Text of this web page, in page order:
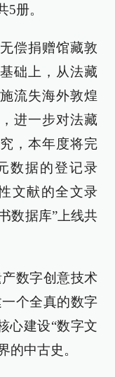
5册。
偿捐赠馆藏敦
础上，从法藏
流失海外敦煌
进一步对法藏
，本年度将完
数据的登记录
文献的全文录
数据库”上线共
数字创意技术
个全真的数字
心建设“数字文
的中古史。